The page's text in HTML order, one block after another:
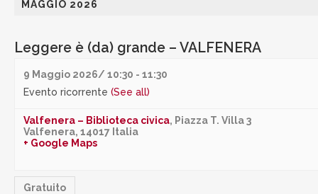
MAGGIO 2026
Leggere è (da) grande – VALFENERA
9 Maggio 2026/ 10:30 - 11:30
Evento ricorrente (See all)
Valfenera – Biblioteca civica, Piazza T. Villa 3
Valfenera, 14017 Italia
+ Google Maps
Gratuito